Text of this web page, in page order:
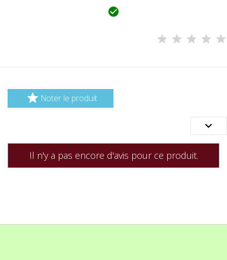

 Noter le produit

Il n'y a pas encore d'avis pour ce produit.